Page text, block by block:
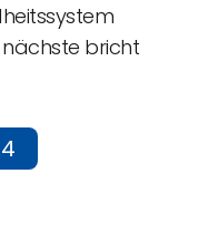
nächste bricht